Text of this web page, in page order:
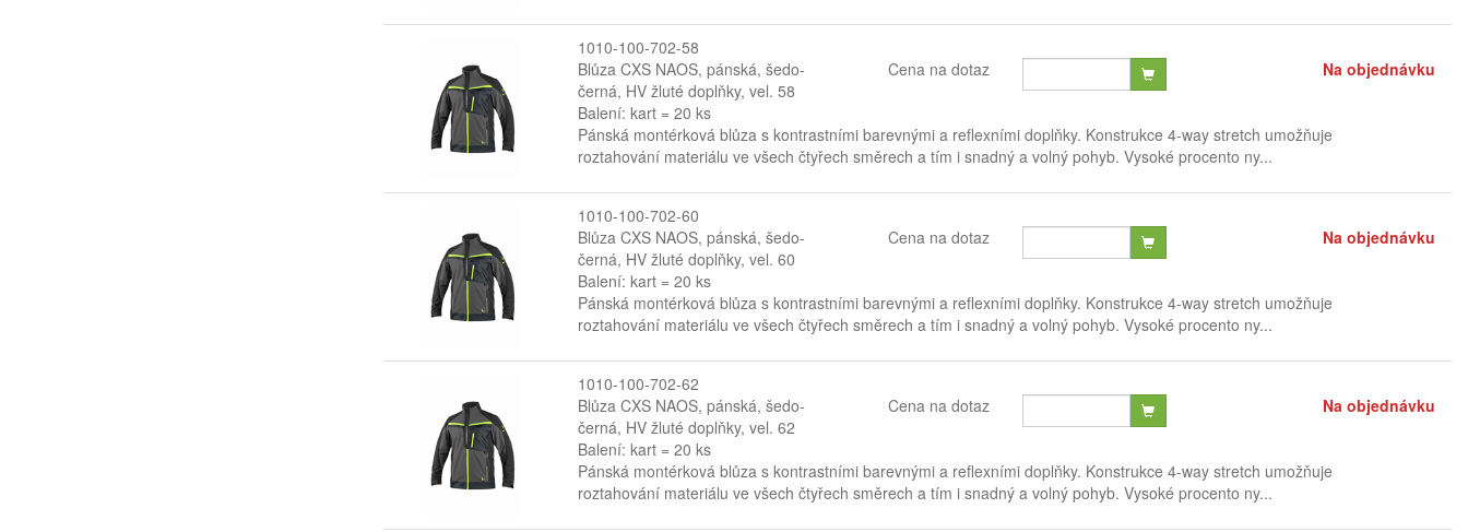
1010-100-702-58
Blůza CXS NAOS, pánská, šedo-
černá, HV žluté doplňky, vel. 58
Balení: kart = 20 ks
Cena na dotaz Na objednávku
Pánská montérková blůza s kontrastními barevnými a reflexními doplňky. Konstrukce 4-way stretch umožňuje
roztahování materiálu ve všech čtyřech směrech a tím i snadný a volný pohyb. Vysoké procento ny...
1010-100-702-60
Blůza CXS NAOS, pánská, šedo-
černá, HV žluté doplňky, vel. 60
Balení: kart = 20 ks
Cena na dotaz Na objednávku
Pánská montérková blůza s kontrastními barevnými a reflexními doplňky. Konstrukce 4-way stretch umožňuje
roztahování materiálu ve všech čtyřech směrech a tím i snadný a volný pohyb. Vysoké procento ny...
1010-100-702-62
Blůza CXS NAOS, pánská, šedo-
černá, HV žluté doplňky, vel. 62
Balení: kart = 20 ks
Cena na dotaz Na objednávku
Pánská montérková blůza s kontrastními barevnými a reflexními doplňky. Konstrukce 4-way stretch umožňuje
roztahování materiálu ve všech čtyřech směrech a tím i snadný a volný pohyb. Vysoké procento ny...